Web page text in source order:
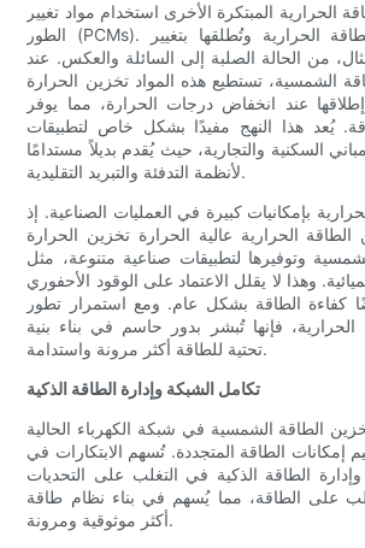
الحرارية المبتكرة الأخرى استخدام مواد تغيير
الطور (PCMs). تمتص هذه المواد الطاقة الحرارية وتُطلقها بتغيير
من الحالة الصلبة إلى السائلة والعكس. عند
الشمسية، تستطيع هذه المواد تخزين الحرارة
عند انخفاض درجات الحرارة، مما يوفر
يُعد هذا النهج مفيدًا بشكل خاص لتطبيقات
السكنية والتجارية، حيث يُقدم بديلاً مستدامًا
لأنظمة التدفئة والتبريد التقليدية.
بإمكانيات كبيرة في العمليات الصناعية. إذ
الحرارية عالية الحرارة تخزين الحرارة
وتوفيرها لتطبيقات صناعية متنوعة، مثل
وهذا لا يقلل الاعتماد على الوقود الأحفوري
كفاءة الطاقة بشكل عام. ومع استمرار تطور
الحرارية، فإنها تُبشر بدور حاسم في بناء بنية
تحتية للطاقة أكثر مرونة واستدامة.
تكامل الشبكة وإدارة الطاقة الذكية
الطاقة الشمسية في شبكة الكهرباء الحالية
إمكانات الطاقة المتجددة. تُسهم الابتكارات في
الطاقة الذكية في التغلب على التحديات
على الطاقة، مما يُسهم في بناء نظام طاقة
أكثر موثوقية ومرونة.